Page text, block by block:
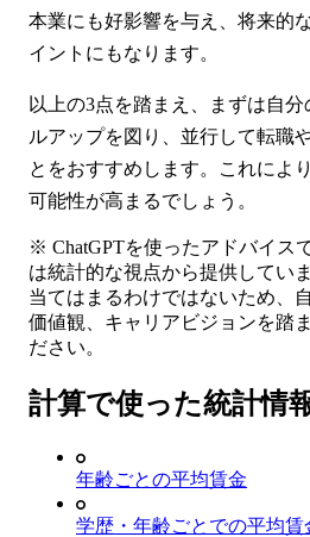
本業にも好影響を与え、将来的
イントにもなります。
以上の3点を踏まえ、まずは自
ルアップを図り、並行して転職
とをおすすめします。これによ
可能性が高まるでしょう。
※ ChatGPTを使ったアドバイス
は統計的な視点から提供してい
当てはまるわけではないため、
価値観、キャリアビジョンを踏
ださい。
計算で使った統計情
年齢ごとの平均賃金
学歴・年齢ごとでの平均賃